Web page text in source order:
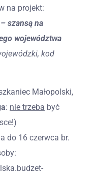
na projekt:
szansą na
województwa
kod
Małopolski,
: nie trzeba być
do 16 czerwca br.